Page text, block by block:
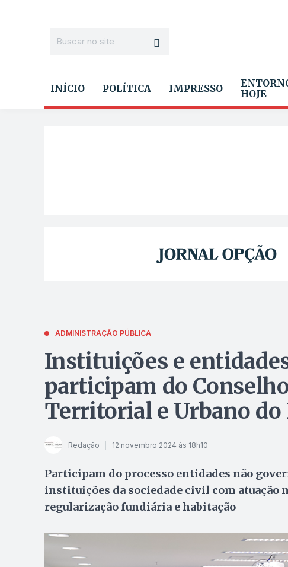
INÍCIO POLÍTICA IMPRESSO
HOJE
ADMINISTRAÇÃO PÚBLICA
Instituições e
participam do
Territorial e Urbano do
Redação 12 novembro 2024 às 18h10
Participam do processo entidades não
instituições da sociedade civil com atuação
regularização fundiária e habitação